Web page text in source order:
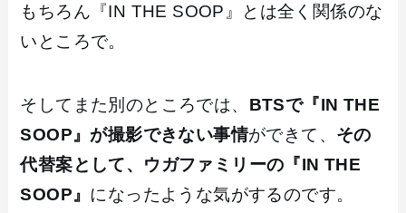
もちろん『IN THE SOOP』とは全く関係のな
いところで。
そしてまた別のところでは、 BTSで『IN THE
SOOP』が撮影できない事情ができて、 その
代替案として、ウガファミリーの『IN THE
SOOP』 になったような気がするのです。